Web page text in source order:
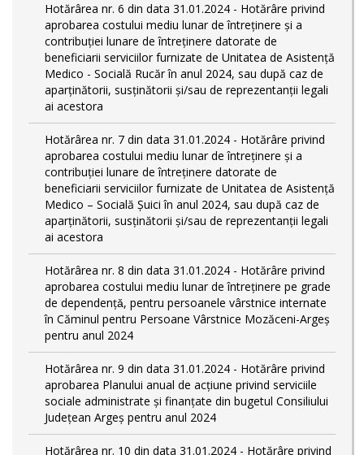
Hotărârea nr. 6 din data 31.01.2024 - Hotărâre privind
aprobarea costului mediu lunar de întreținere și a
contribuției lunare de întreținere datorate de
beneficiarii serviciilor furnizate de Unitatea de Asistență
Medico - Socială Rucăr în anul 2024, sau după caz de
aparținătorii, susținătorii și/sau de reprezentanții legali
ai acestora
Hotărârea nr. 7 din data 31.01.2024 - Hotărâre privind
aprobarea costului mediu lunar de întreținere și a
contribuției lunare de întreținere datorate de
beneficiarii serviciilor furnizate de Unitatea de Asistență
Medico – Socială Șuici în anul 2024, sau după caz de
aparținătorii, susținătorii și/sau de reprezentanții legali
ai acestora
Hotărârea nr. 8 din data 31.01.2024 - Hotărâre privind
aprobarea costului mediu lunar de întreţinere pe grade
de dependențǎ, pentru persoanele vârstnice internate
în Căminul pentru Persoane Vârstnice Mozăceni-Argeș
pentru anul 2024
Hotărârea nr. 9 din data 31.01.2024 - Hotărâre privind
aprobarea Planului anual de acțiune privind serviciile
sociale administrate și finanțate din bugetul Consiliului
Județean Argeș pentru anul 2024
Hotărârea nr. 10 din data 31.01.2024 - Hotărâre privind